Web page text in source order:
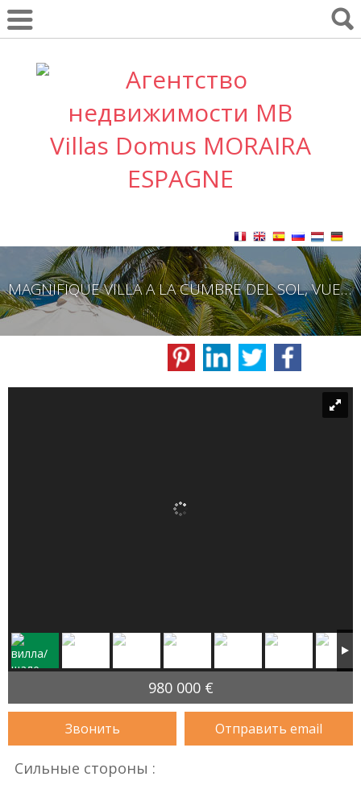
MAGNIFIQUE VILLA A LA CUMBRE DEL SOL, VUE MER SPECTACULAIRE.
980 000 €
Звонить Отправить email
Сильные стороны :